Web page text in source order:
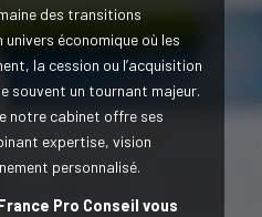
des transitions
économique où les
la cession ou l’acquisition
souvent un tournant majeur.
notre cabinet offre ses
expertise, vision
personnalisé.
Pro Conseil vous